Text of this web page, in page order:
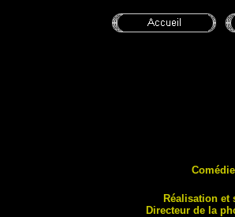
Réalisation et
Directeur de la